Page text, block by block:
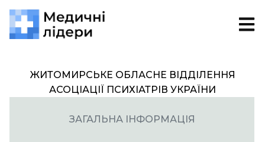
ЖИТОМИРСЬКЕ ОБЛАСНЕ ВІДДІЛЕННЯ
АСОЦІАЦІЇ ПСИХІАТРІВ УКРАЇНИ
ЗАГАЛЬНА ІНФОРМАЦІЯ